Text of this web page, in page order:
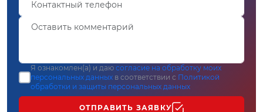
Я ознакомлен(а) и даю согласие на обработку моих
персональных данных в соответствии с Политикой
обработки и защиты персональных данных
ОТПРАВИТЬ ЗАЯВКУ